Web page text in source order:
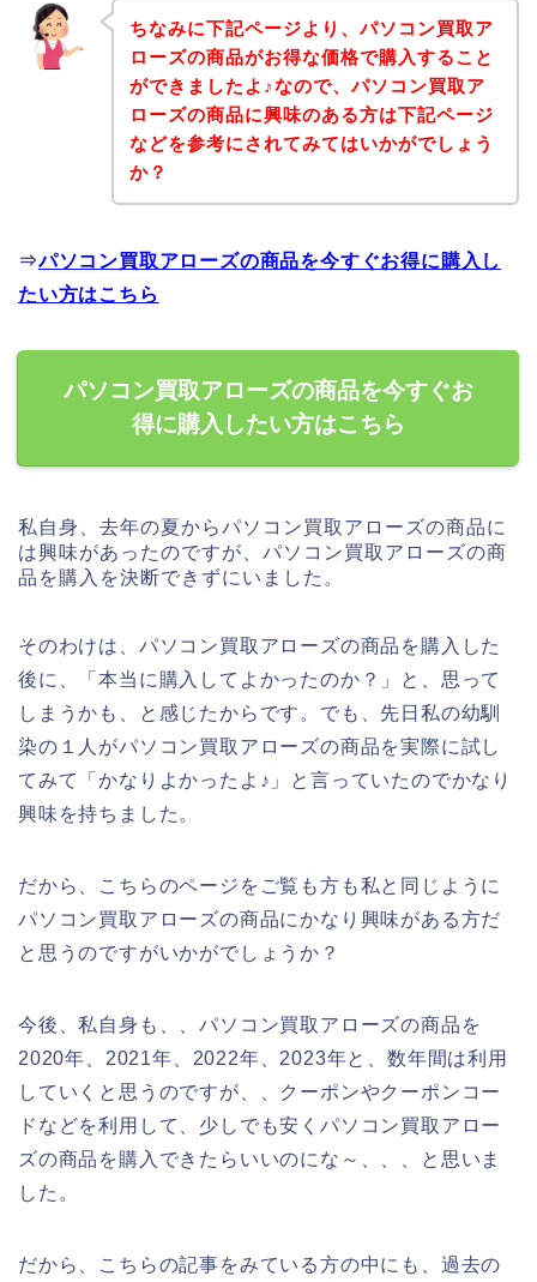
ちなみに下記ページより、パソコン買取ア
ローズの商品がお得な価格で購入すること
ができましたよ♪なので、パソコン買取ア
ローズの商品に興味のある方は下記ページ
などを参考にされてみてはいかがでしょう
か？
⇒パソコン買取アローズの商品を今すぐお得に購入し
たい方はこちら
パソコン買取アローズの商品を今すぐお
得に購入したい方はこちら
私自身、去年の夏からパソコン買取アローズの商品に
は興味があったのですが、パソコン買取アローズの商
品を購入を決断できずにいました。
そのわけは、パソコン買取アローズの商品を購入した
後に、「本当に購入してよかったのか？」と、思って
しまうかも、と感じたからです。でも、先日私の幼馴
染の１人がパソコン買取アローズの商品を実際に試し
てみて「かなりよかったよ♪」と言っていたのでかなり
興味を持ちました。
だから、こちらのページをご覧も方も私と同じように
パソコン買取アローズの商品にかなり興味がある方だ
と思うのですがいかがでしょうか？
今後、私自身も、、パソコン買取アローズの商品を
2020年、2021年、2022年、2023年と、数年間は利用
していくと思うのですが、、クーポンやクーポンコー
ドなどを利用して、少しでも安くパソコン買取アロー
ズの商品を購入できたらいいのにな～、、、と思いま
した。
だから、こちらの記事をみている方の中にも、過去の